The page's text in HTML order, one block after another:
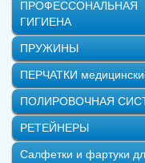
ПРОФЕССОНАЛЬНАЯ
ГИГИЕНА
ПРУЖИНЫ
ПЕРЧАТКИ
ПОЛИРОВОЧНАЯ
РЕТЕЙНЕРЫ
Салфетки и фартуки